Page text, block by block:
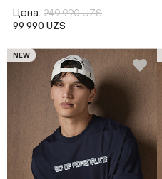
Цена: 249 990 UZS
99 990 UZS
NEW